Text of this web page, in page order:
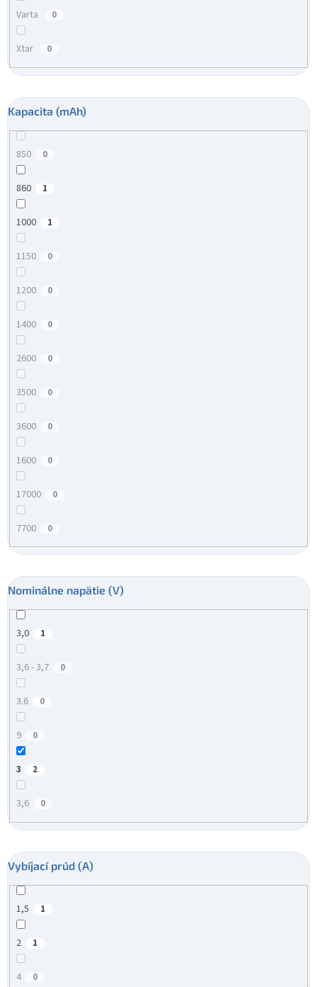
Varta 0
Xtar 0
Kapacita (mAh)
850 0
860 1
1000 1
1150 0
1200 0
1400 0
2600 0
3500 0
3600 0
1600 0
17000 0
7700 0
Nominálne napätie (V)
3,0 1
3,6 - 3,7 0
3.6 0
9 0
3 2
3,6 0
Vybíjací prúd (A)
1,5 1
2 1
4 0